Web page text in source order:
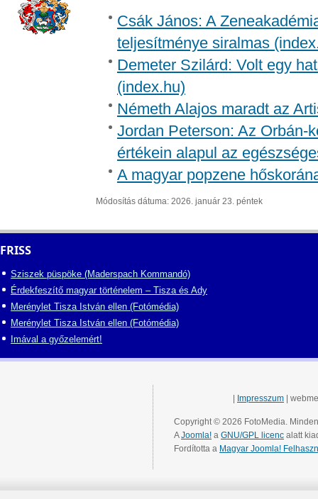
Csák János: A
teljesítménye siralmas
Demeter Szilárd: Volt egy
(index.hu)
Németh Alajos maradt az
Jordan Peterson: Az Orbán-
értékein alapul az
A magyar popzene
Módosítás dátuma: 2026. január 23. péntek
FRISS
Sziszek püspöke (Maderspach Kommandó)
Érdekfeszítő magyar történelem – Tisza és Ady
Merénylet Tisza István ellen (Fotómédia)
Merénylet Tisza István ellen (Fotómédia)
Imával a győzelemért!
Impresszum |
Copyright © 2026 FotoMedia.
AJoomla! a GNU/GPL licenc alatt
Fordította a Magyar Joomla!